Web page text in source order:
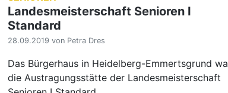
Internationale Erfolge vom
Wochenende
24.09.2019 von Lars Keller
In Chengdu in der Volksrepublik China tanzte die
Altersgruppe U21 in Latein um den WM-Titel. In
Chengdu siegten Marius Andrei Balan/Khrystyna